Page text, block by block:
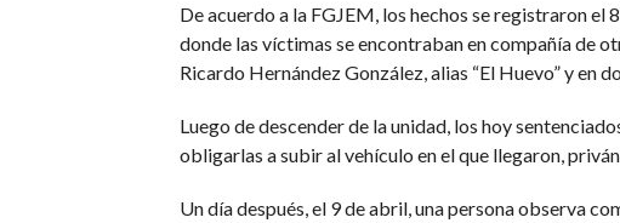
De acuerdo a la FGJEM, los hechos se registraron
donde las víctimas se encontraban en compañía de
Ricardo Hernández González, alias “El Huevo” y en
Luego de descender de la unidad, los hoy
obligarlas a subir al vehículo en el que llegaron,
Un día después, el 9 de abril, una persona observa